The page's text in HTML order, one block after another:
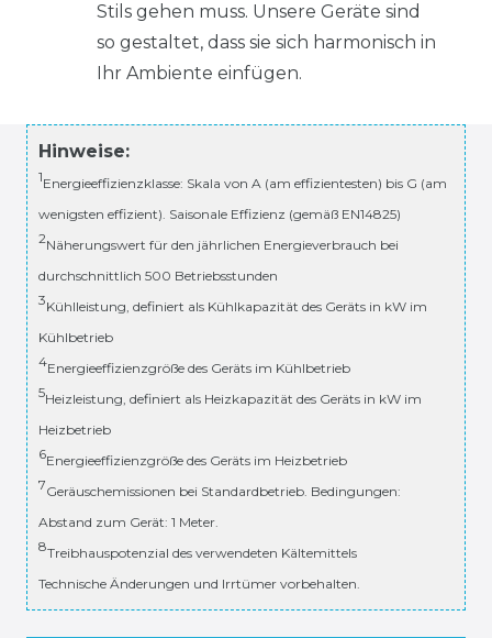
Stils gehen muss. Unsere Geräte sind
so gestaltet, dass sie sich harmonisch in
Ihr Ambiente einfügen.
Hinweise:
1Energieeffizienzklasse: Skala von A (am effizientesten) bis G (am
wenigsten effizient). Saisonale Effizienz (gemäß EN14825)
2Näherungswert für den jährlichen Energieverbrauch bei
durchschnittlich 500 Betriebsstunden
3Kühlleistung, definiert als Kühlkapazität des Geräts in kW im
Kühlbetrieb
4Energieeffizienzgröße des Geräts im Kühlbetrieb
5Heizleistung, definiert als Heizkapazität des Geräts in kW im
Heizbetrieb
6Energieeffizienzgröße des Geräts im Heizbetrieb
7Geräuschemissionen bei Standardbetrieb. Bedingungen:
Abstand zum Gerät: 1 Meter.
8Treibhauspotenzial des verwendeten Kältemittels
Technische Änderungen und Irrtümer vorbehalten.